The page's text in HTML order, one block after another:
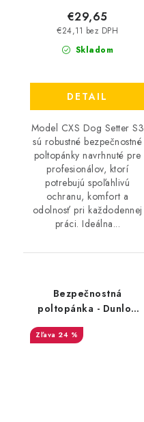
Skladom
€24,11 bez DPH
€29,65
DETAIL
Model CXS Dog Setter S3
sú robustné bezpečnostné
poltopánky navrhnuté pre
profesionálov, ktorí
potrebujú spoľahlivú
ochranu, komfort a
odolnosť pri každodennej
práci. Ideálna...
Bezpečnostná
poltopánka - Dunlop
S3 - čierna DL0201039
24 %